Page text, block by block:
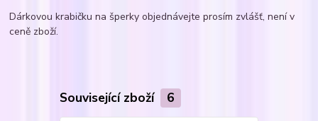
Dárkovou krabičku na šperky objednávejte prosím zvlášť, není v
ceně zboží.
Související zboží 6